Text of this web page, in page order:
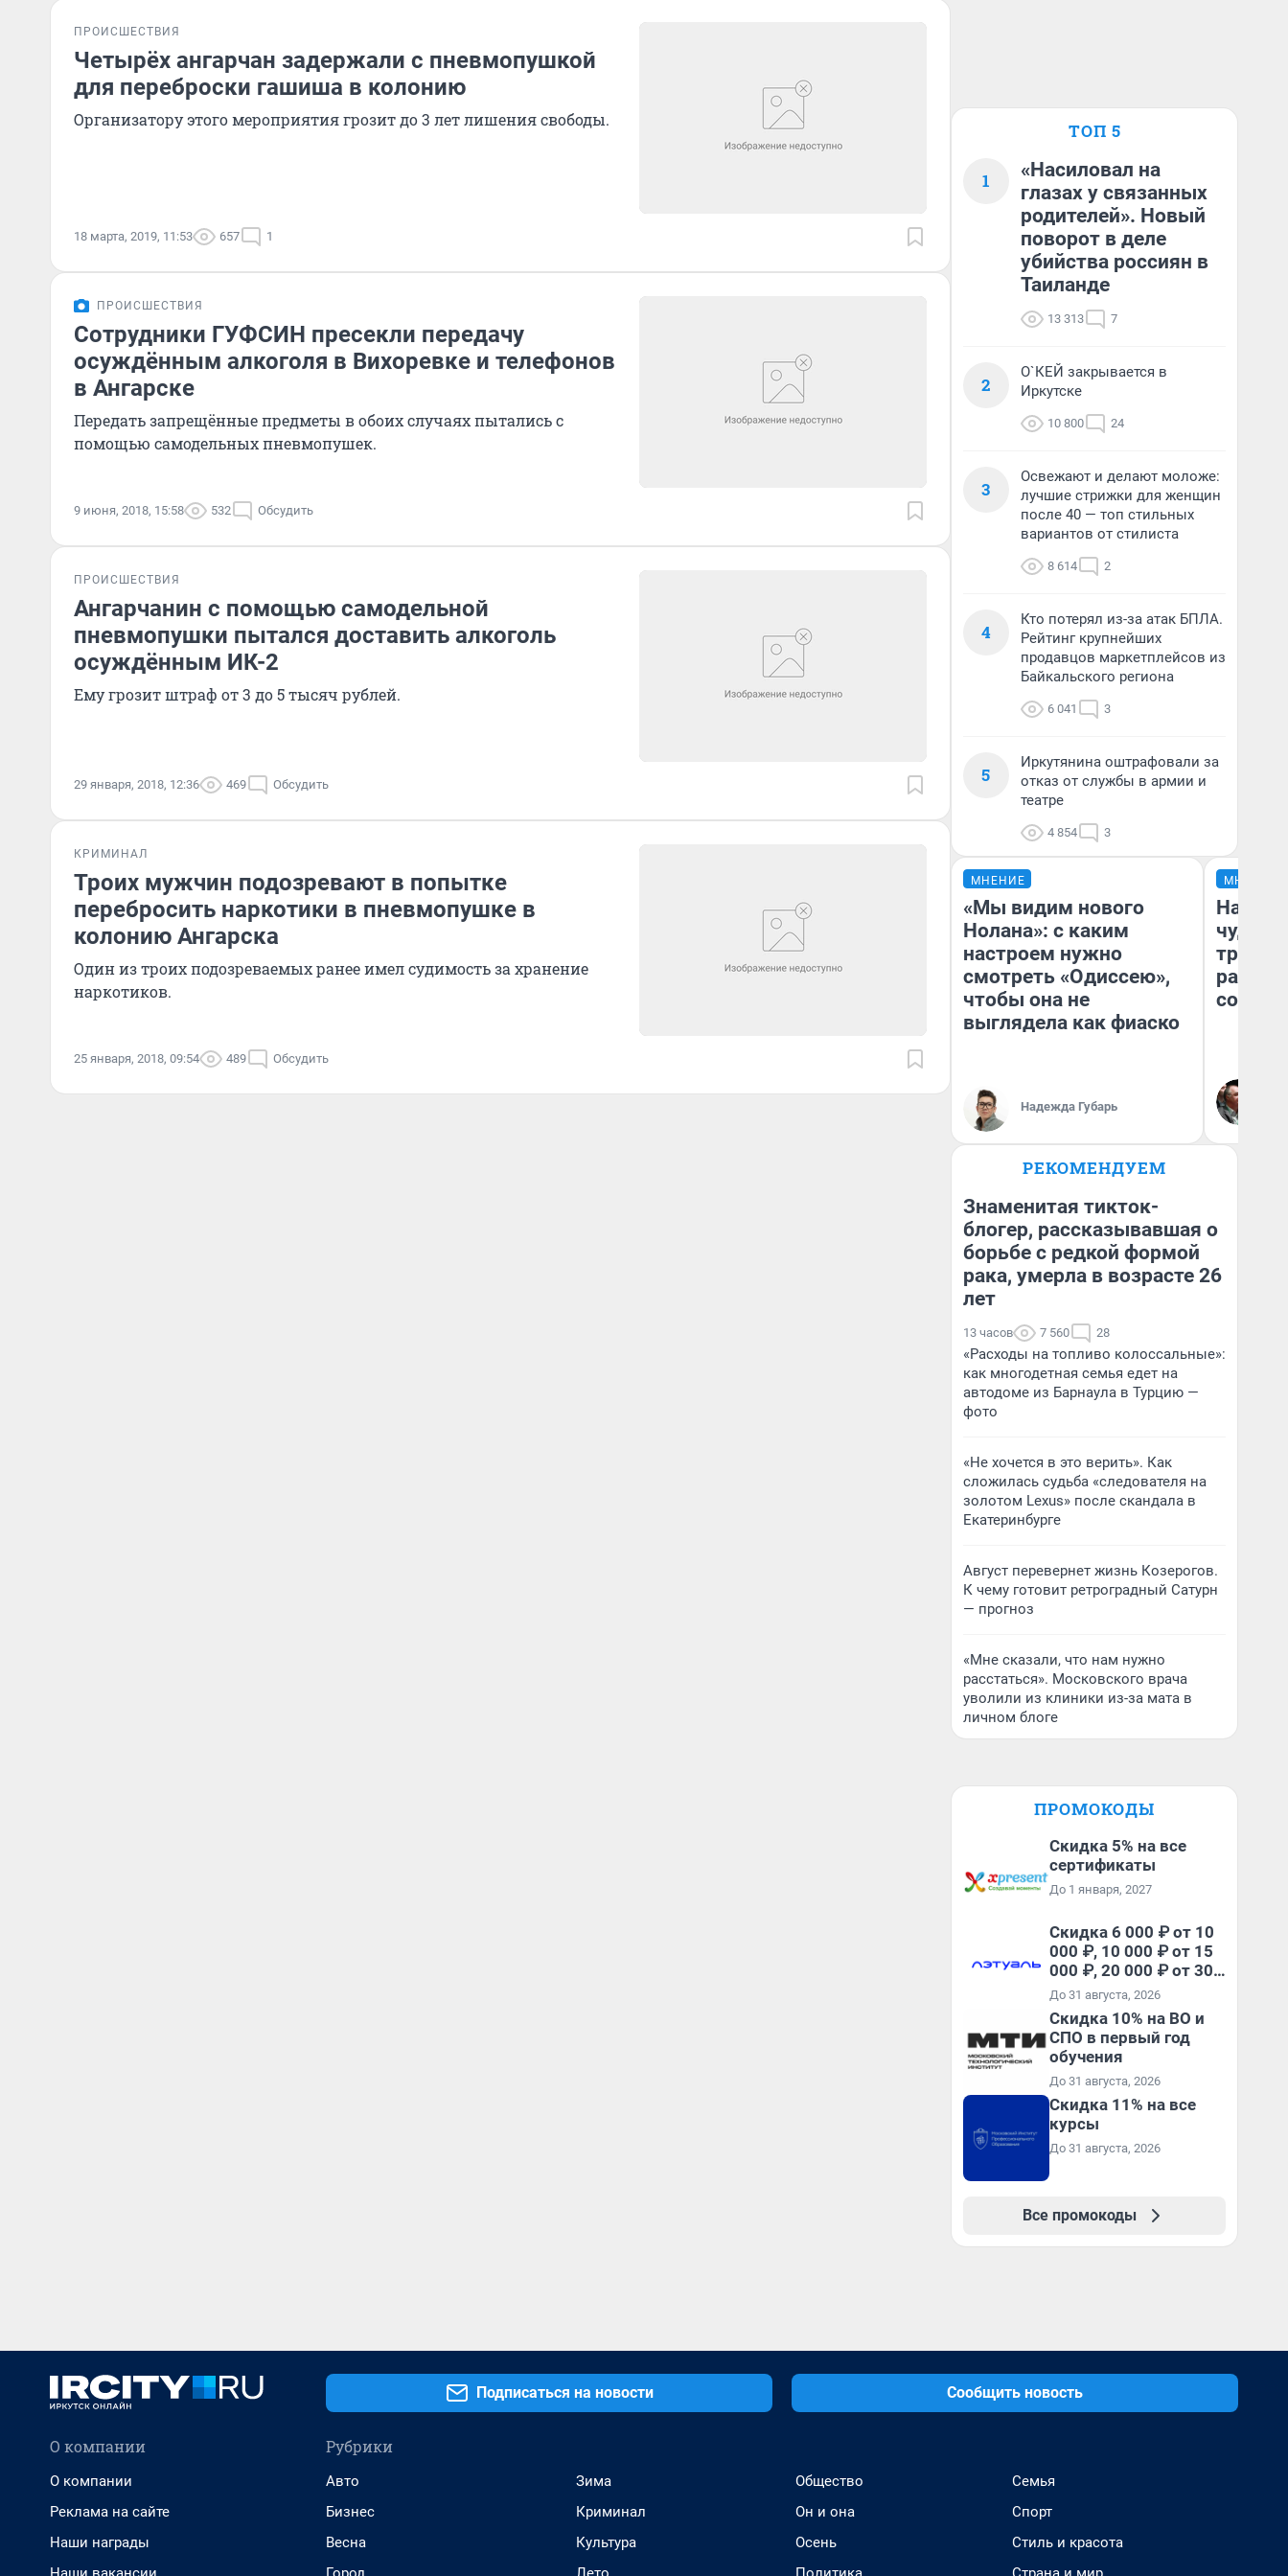
ПРОИСШЕСТВИЯ
Четырёх ангарчан задержали с пневмопушкой
для переброски гашиша в колонию
Организатору этого мероприятия грозит до 3 лет лишения свободы.
18 марта, 2019, 11:53 657 1
ПРОИСШЕСТВИЯ
Сотрудники ГУФСИН пресекли передачу
осуждённым алкоголя в Вихоревке и телефонов
в Ангарске
Передать запрещённые предметы в обоих случаях пытались с
помощью самодельных пневмопушек.
9 июня, 2018, 15:58 532 Обсудить
ПРОИСШЕСТВИЯ
Ангарчанин с помощью самодельной
пневмопушки пытался доставить алкоголь
осуждённым ИК-2
Ему грозит штраф от 3 до 5 тысяч рублей.
29 января, 2018, 12:36 469 Обсудить
КРИМИНАЛ
Троих мужчин подозревают в попытке
перебросить наркотики в пневмопушке в
колонию Ангарска
Один из троих подозреваемых ранее имел судимость за хранение
наркотиков.
25 января, 2018, 09:54 489 Обсудить
ТОП 5
1
«Насиловал на
глазах у связанных
родителей». Новый
поворот в деле
убийства россиян в
Таиланде
13 313 7
2
О`КЕЙ закрывается в
Иркутске
10 800 24
3
Освежают и делают моложе:
лучшие стрижки для женщин
после 40 — топ стильных
вариантов от стилиста
8 614 2
4
Кто потерял из-за атак БПЛА.
Рейтинг крупнейших
продавцов маркетплейсов из
Байкальского региона
6 041 3
5
Иркутянина оштрафовали за
отказ от службы в армии и
театре
4 854 3
МНЕНИЕ
«Мы видим нового
Нолана»: с каким
настроем нужно
смотреть «Одиссею»,
чтобы она не
выглядела как фиаско
Надежда Губарь
МНЕНИЕ
чудом
РЕКОМЕНДУЕМ
Знаменитая тикток-
блогер, рассказывавшая о
борьбе с редкой формой
рака, умерла в возрасте 26
лет
13 часов 7 560 28
«Расходы на топливо колоссальные»:
как многодетная семья едет на
автодоме из Барнаула в Турцию —
фото
«Не хочется в это верить». Как
сложилась судьба «следователя на
золотом Lexus» после скандала в
Екатеринбурге
Август перевернет жизнь Козерогов.
К чему готовит ретроградный Сатурн
— прогноз
«Мне сказали, что нам нужно
расстаться». Московского врача
уволили из клиники из-за мата в
личном блоге
ПРОМОКОДЫ
Скидка 5% на все
сертификаты
До 1 января, 2027
Скидка 6 000 ₽ от 10
000 ₽, 10 000 ₽ от 15
000 ₽, 20 000 ₽ от 30
000 ₽ и 35 000 ₽ от 50
000 ₽ на первый и все
повторные заказы по
промокоду НАБЕРИ
До 31 августа, 2026
Скидка 10% на ВО и
СПО в первый год
обучения
До 31 августа, 2026
Скидка 11% на все
курсы
До 31 августа, 2026
Все промокоды
Подписаться на новости Сообщить новость
О компании
О компании
Реклама на сайте
Наши награды
Рубрики
Авто
Бизнес
Весна
Зима
Криминал
Культура
Общество
Он и она
Осень
Семья
Спорт
Стиль и красота